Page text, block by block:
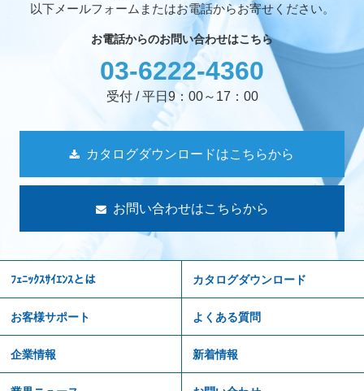
以下メールフォームまたはお電話からお寄せください。
お電話からのお問い合わせはこちら
03-6222-4360
受付 / 平日9：00～17：00
カタログダウンロードはこちらから
お問い合わせはこちらから
ﾌｪﾆｯｸｽｻｲｴﾝｽとは カタログダウンロード
お客様サポート よくある質問
企業情報 新着情報